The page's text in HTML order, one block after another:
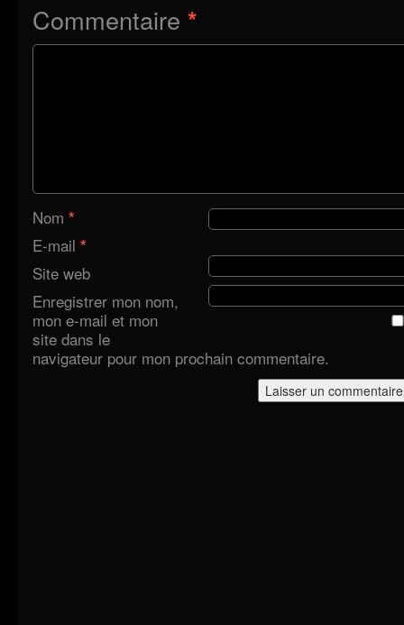
Commentaire *
Nom *
E-mail *
Site web
Enregistrer mon nom,
mon e-mail et mon
site dans le
navigateur pour mon prochain commentaire.